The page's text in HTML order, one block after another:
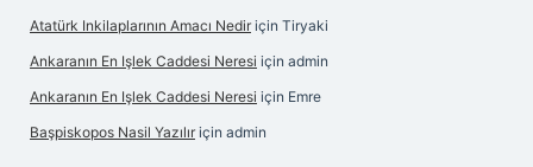
Atatürk Inkilaplarının Amacı Nedir için Tiryaki
Ankaranın En Işlek Caddesi Neresi için admin
Ankaranın En Işlek Caddesi Neresi için Emre
Başpiskopos Nasil Yazılır için admin